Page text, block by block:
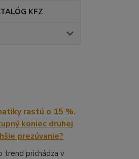
KFZ
rastú o 15 %.
koniec druhej
prezúvanie?
trend prichádza v